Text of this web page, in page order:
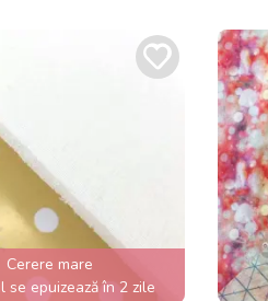
Cerere mare
se epuizează în 2 zile